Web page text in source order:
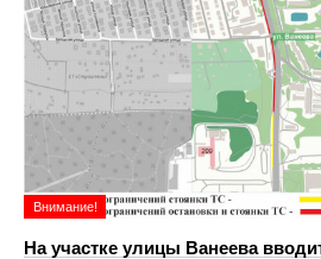
Внимание!
На участке улицы Ванеева